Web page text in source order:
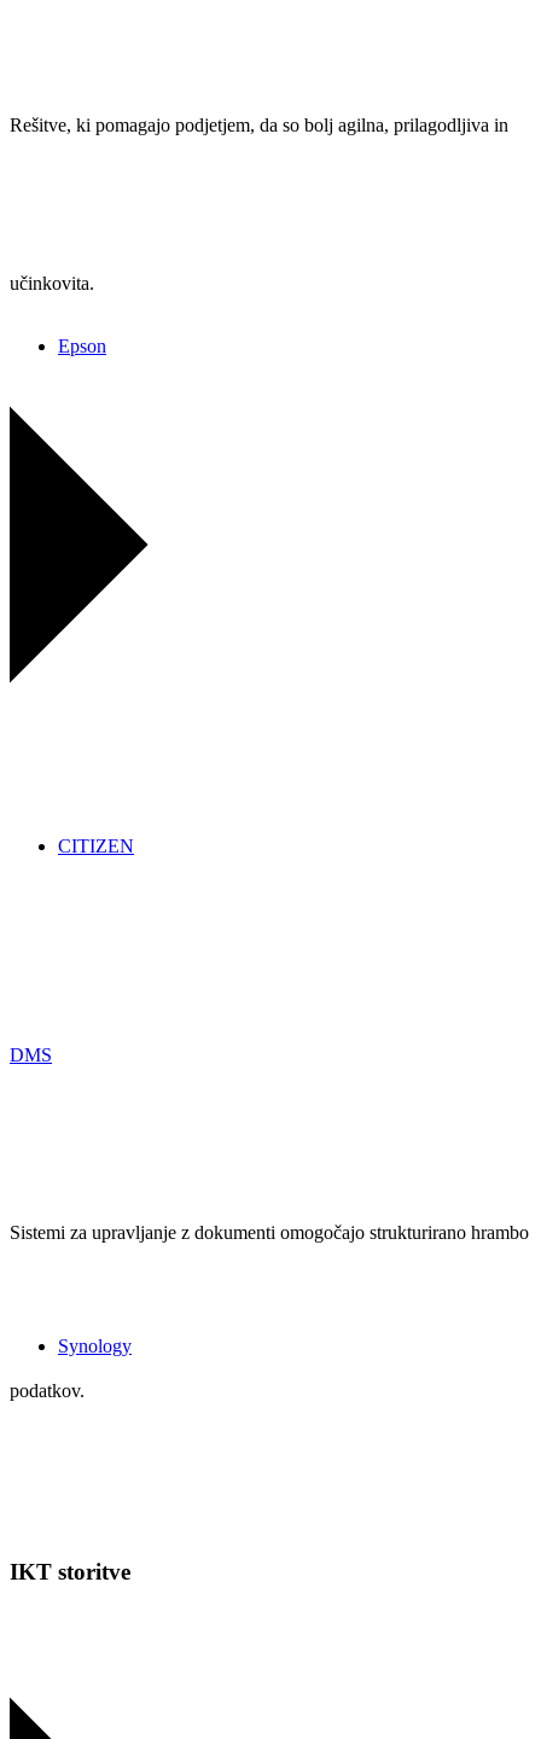
Rešitve, ki pomagajo podjetjem, da so bolj agilna, prilagodljiva in
učinkovita.
DMS
Sistemi za upravljanje z dokumenti omogočajo strukturirano hrambo
podatkov.
IKT storitve
Epson
CITIZEN
Synology